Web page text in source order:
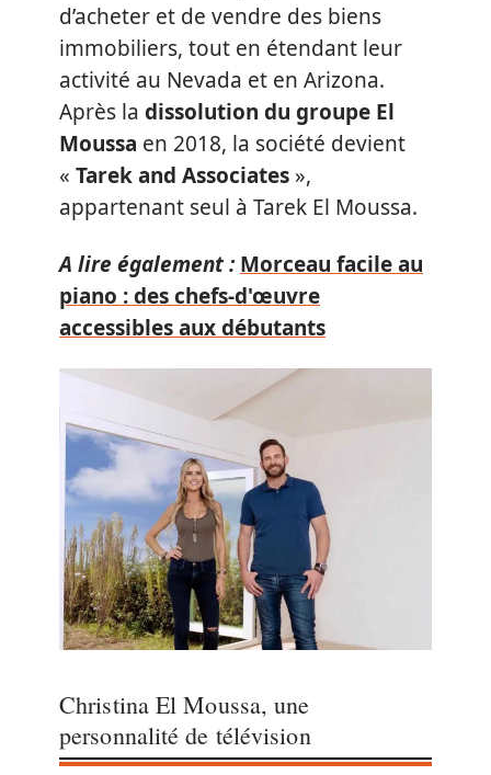
d’acheter et de vendre des biens
immobiliers, tout en étendant leur
activité au Nevada et en Arizona.
Après la dissolution du groupe El
Moussa en 2018, la société devient
« Tarek and Associates »,
appartenant seul à Tarek El Moussa.
A lire également : Morceau facile au
piano : des chefs-d'œuvre
accessibles aux débutants
Christina El Moussa, une
personnalité de télévision